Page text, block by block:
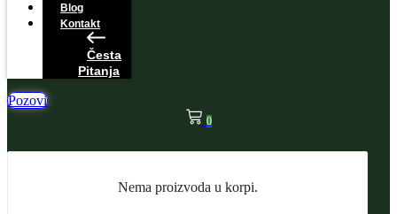
Blog
Kontakt
Česta
Pitanja
Pozovi
0
Nema proizvoda u korpi.